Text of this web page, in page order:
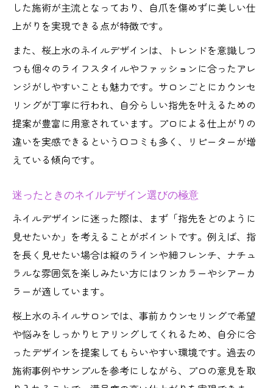
した施術が主流となっており、自爪を傷めずに美しい仕
上がりを実現できる点が特徴です。
また、桜上水のネイルデザインは、トレンドを意識しつ
つも個々のライフスタイルやファッションに合ったアレ
ンジがしやすいことも魅力です。サロンごとにカウンセ
リングが丁寧に行われ、自分らしい指先を叶えるための
提案が豊富に用意されています。プロによる仕上がりの
違いを実感できるという口コミも多く、リピーターが増
えている傾向です。
迷ったときのネイルデザイン選びの極意
ネイルデザインに迷った際は、まず「指先をどのように
見せたいか」を考えることがポイントです。例えば、指
を長く見せたい場合は縦のラインや細フレンチ、ナチュ
ラルな雰囲気を楽しみたい方にはワンカラーやシアーカ
ラーが適しています。
桜上水のネイルサロンでは、事前カウンセリングで希望
や悩みをしっかりヒアリングしてくれるため、自分に合
ったデザインを提案してもらいやすい環境です。過去の
施術事例やサンプルを参考にしながら、プロの意見を取